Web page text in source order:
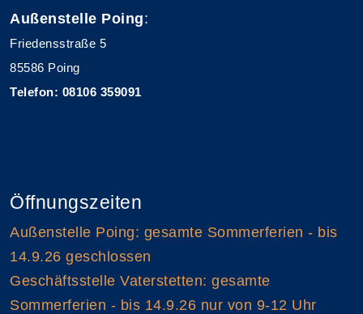
Außenstelle Poing:
Friedensstraße 5
85586 Poing
Telefon: 08106 359091
Öffnungszeiten
Außenstelle Poing: gesamte Sommerferien - bis
14.9.26 geschlossen
Geschäftsstelle Vaterstetten: gesamte
Sommerferien - bis 14.9.26 nur von 9-12 Uhr